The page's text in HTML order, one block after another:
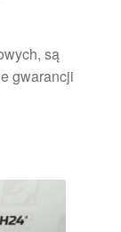
są
gwarancji